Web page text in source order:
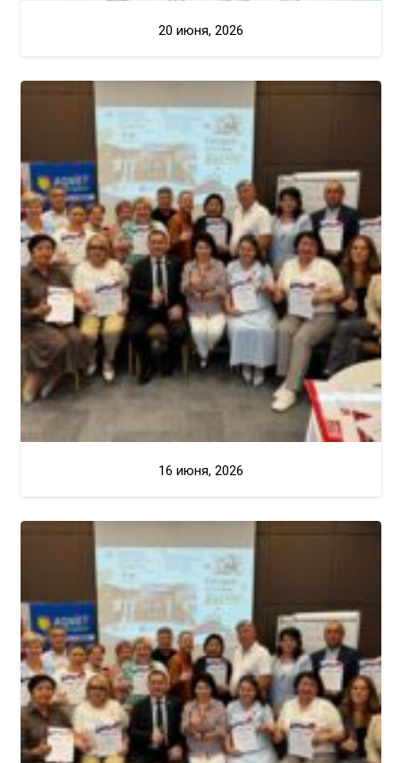
20 июня, 2026
16 июня, 2026